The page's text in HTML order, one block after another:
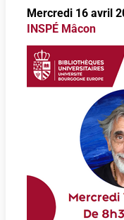
Mercredi 16 avril
INSPÉ Mâcon